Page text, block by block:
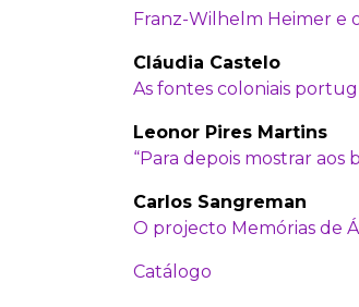
Franz-Wilhelm Heimer e
Cláudia Castelo
As fontes coloniais
Leonor Pires Martins
“Para depois mostrar
Carlos Sangreman
O projecto Memórias de
Catálogo